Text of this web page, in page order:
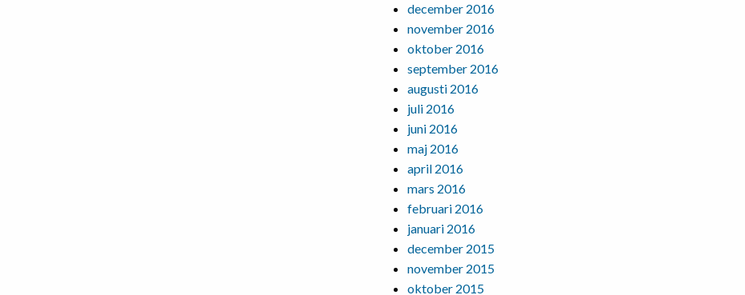
december 2016
november 2016
oktober 2016
september 2016
augusti 2016
juli 2016
juni 2016
maj 2016
april 2016
mars 2016
februari 2016
januari 2016
december 2015
november 2015
oktober 2015